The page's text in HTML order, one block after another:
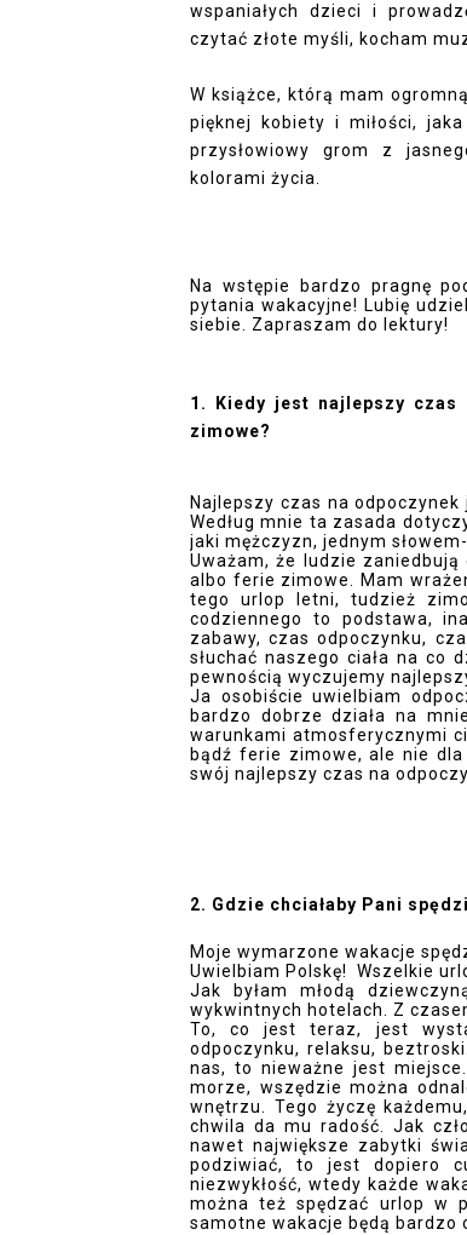
wspaniałych dzieci i
czytać złote myśli, kocham
W książce, którą mam
pięknej kobiety i miłości,
przysłowiowy grom z
kolorami życia.
Na wstępie bardzo pragnę
pytania wakacyjne! Lubię
siebie. Zapraszam do lektury!
1. Kiedy jest najlepszy czas
zimowe?
Najlepszy czas na
Według mnie ta zasada
jaki mężczyzn, jednym
Uważam, że ludzie
albo ferie zimowe. Mam
tego urlop letni, tudzież
codziennego to podstawa,
zabawy, czas odpoczynku,
słuchać naszego ciała na co
pewnością wyczujemy
Ja osobiście uwielbiam
bardzo dobrze działa na
warunkami atmosferycznymi
bądź ferie zimowe, ale nie
swój najlepszy czas na
2. Gdzie chciałaby Pani
Moje wymarzone wakacje
Uwielbiam Polskę!  Wszelkie
Jak byłam młodą
wykwintnych hotelach. Z
To, co jest teraz, jest
odpoczynku, relaksu,
nas, to nieważne jest
morze, wszędzie można
wnętrzu. Tego życzę
chwila da mu radość. Jak
nawet największe zabytki
podziwiać, to jest dopiero
niezwykłość, wtedy każde
można też spędzać urlop w
samotne wakacje będą bardzo